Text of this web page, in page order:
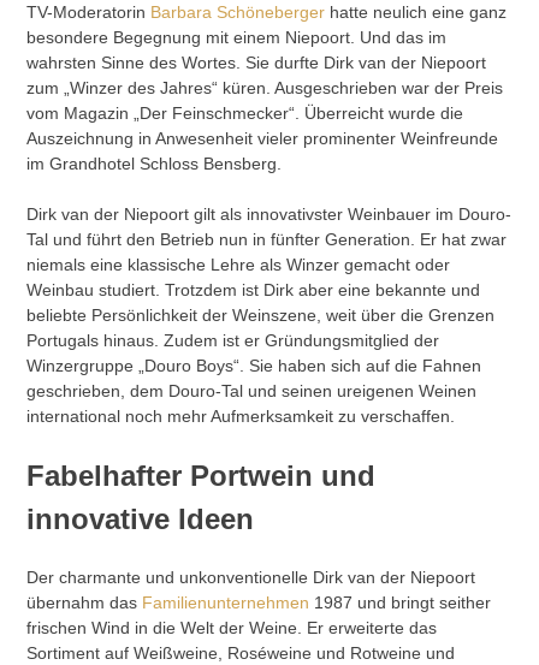
TV-Moderatorin Barbara Schöneberger hatte neulich eine ganz
besondere Begegnung mit einem Niepoort. Und das im
wahrsten Sinne des Wortes. Sie durfte Dirk van der Niepoort
zum „Winzer des Jahres“ küren. Ausgeschrieben war der Preis
vom Magazin „Der Feinschmecker“. Überreicht wurde die
Auszeichnung in Anwesenheit vieler prominenter Weinfreunde
im Grandhotel Schloss Bensberg.
Dirk van der Niepoort gilt als innovativster Weinbauer im Douro-
Tal und führt den Betrieb nun in fünfter Generation. Er hat zwar
niemals eine klassische Lehre als Winzer gemacht oder
Weinbau studiert. Trotzdem ist Dirk aber eine bekannte und
beliebte Persönlichkeit der Weinszene, weit über die Grenzen
Portugals hinaus. Zudem ist er Gründungsmitglied der
Winzergruppe „Douro Boys“. Sie haben sich auf die Fahnen
geschrieben, dem Douro-Tal und seinen ureigenen Weinen
international noch mehr Aufmerksamkeit zu verschaffen.
Fabelhafter Portwein und
innovative Ideen
Der charmante und unkonventionelle Dirk van der Niepoort
übernahm das Familienunternehmen 1987 und bringt seither
frischen Wind in die Welt der Weine. Er erweiterte das
Sortiment auf Weißweine, Roséweine und Rotweine und